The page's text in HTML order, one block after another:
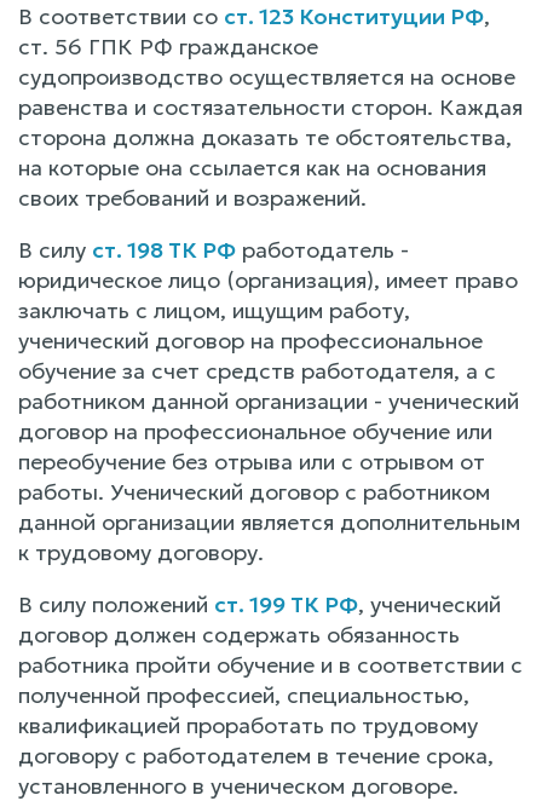
В соответствии со ст. 123 Конституции РФ,
ст. 56 ГПК РФ гражданское
судопроизводство осуществляется на основе
равенства и состязательности сторон. Каждая
сторона должна доказать те обстоятельства,
на которые она ссылается как на основания
своих требований и возражений.
В силу ст. 198 ТК РФ работодатель -
юридическое лицо (организация), имеет право
заключать с лицом, ищущим работу,
ученический договор на профессиональное
обучение за счет средств работодателя, а с
работником данной организации - ученический
договор на профессиональное обучение или
переобучение без отрыва или с отрывом от
работы. Ученический договор с работником
данной организации является дополнительным
к трудовому договору.
В силу положений ст. 199 ТК РФ, ученический
договор должен содержать обязанность
работника пройти обучение и в соответствии с
полученной профессией, специальностью,
квалификацией проработать по трудовому
договору с работодателем в течение срока,
установленного в ученическом договоре.